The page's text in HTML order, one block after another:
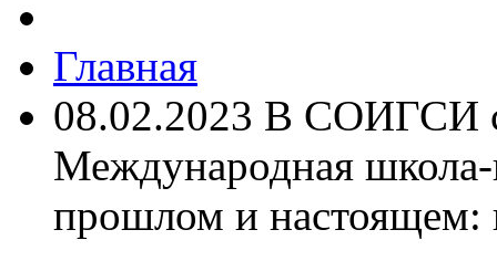
Главная
08.02.2023 В СОИГСИ
Международная школа-
прошлом и настоящем: